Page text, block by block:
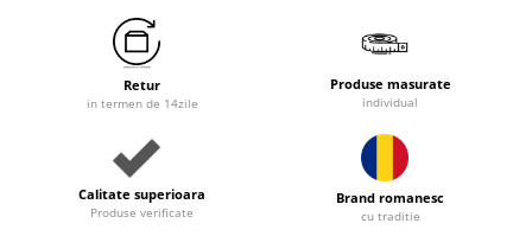
Retur
in termen de 14zile
Produse masurate
individual
Calitate superioara
Produse verificate
Brand romanesc
cu traditie